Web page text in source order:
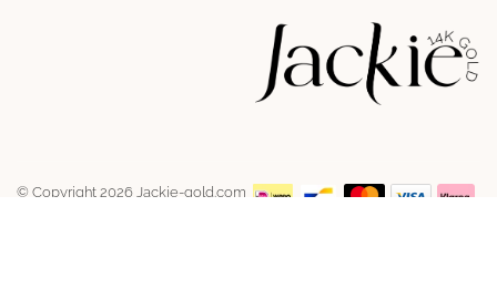
© Copyright 2026 Jackie-gold.com